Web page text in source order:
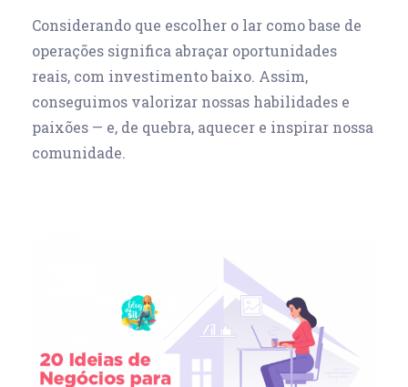
Considerando que escolher o lar como base de
operações significa abraçar oportunidades
reais, com investimento baixo. Assim,
conseguimos valorizar nossas habilidades e
paixões — e, de quebra, aquecer e inspirar nossa
comunidade.